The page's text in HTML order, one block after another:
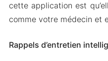
cette application est
comme votre médecin et
Rappels d’entretien